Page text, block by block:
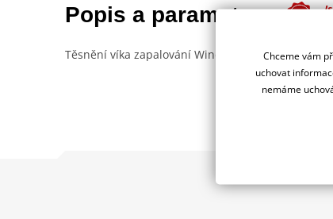
Popis a parametry
Těsnění víka zapalování Winderosa.
Chceme vám
uchovat
nemáme